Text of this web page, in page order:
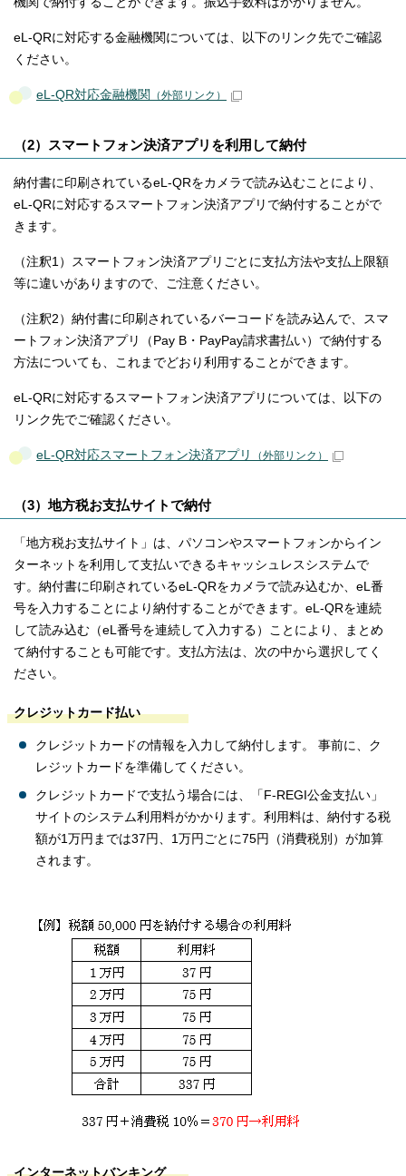
eL-QRに対応する金融機関については、以下のリンク先でご確認
ください。
eL-QR対応金融機関 （外部リンク）
（2）スマートフォン決済アプリを利用して納付
納付書に印刷されているeL-QRをカメラで読み込むことにより、
eL-QRに対応するスマートフォン決済アプリで納付することがで
きます。
（注釈1）スマートフォン決済アプリごとに支払方法や支払上限額
等に違いがありますので、ご注意ください。
（注釈2）納付書に印刷されているバーコードを読み込んで、スマ
ートフォン決済アプリ（Pay B・PayPay請求書払い）で納付する
方法についても、これまでどおり利用することができます。
eL-QRに対応するスマートフォン決済アプリについては、以下の
リンク先でご確認ください。
eL-QR対応スマートフォン決済アプリ （外部リンク）
（3）地方税お支払サイトで納付
「地方税お支払サイト」は、パソコンやスマートフォンからイン
ターネットを利用して支払いできるキャッシュレスシステムで
す。納付書に印刷されているeL-QRをカメラで読み込むか、eL番
号を入力することにより納付することができます。eL-QRを連続
して読み込む（eL番号を連続して入力する）ことにより、まとめ
て納付することも可能です。支払方法は、次の中から選択してく
ださい。
クレジットカード払い
クレジットカードの情報を入力して納付します。 事前に、ク
レジットカードを準備してください。
クレジットカードで支払う場合には、「F-REGI公金支払い」
サイトのシステム利用料がかかります。利用料は、納付する税
額が1万円までは37円、1万円ごとに75円（消費税別）が加算
されます。
インターネットバンキング